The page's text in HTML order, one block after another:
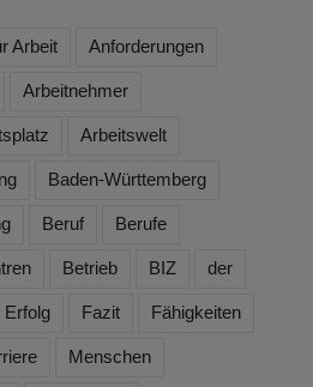
Arbeit Anforderungen
Arbeitnehmer
Arbeitswelt
Baden-Württemberg
Beruf Berufe
Betrieb BIZ der
Erfolg Fazit Fähigkeiten
Menschen